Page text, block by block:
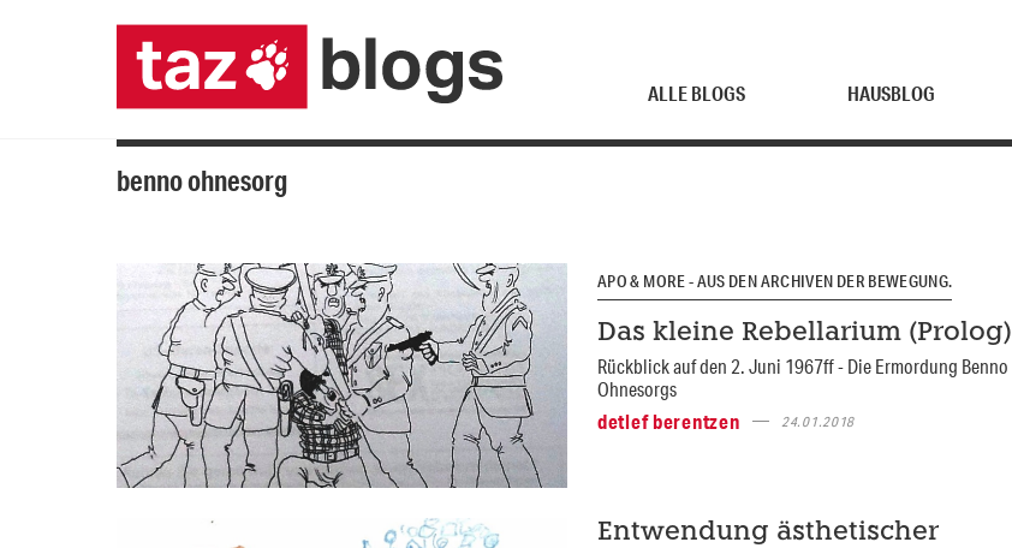
ALLE BLOGS HAUSBLOG
benno ohnesorg
APO & MORE - AUS DEN ARCHIVEN DER BEWEGUNG.
Das kleine Rebellarium (Prolog)
Rückblick auf den 2. Juni 1967ff - Die Ermordung Benno
Ohnesorgs
detlef berentzen
24.01.2018
Entwendung ästhetischer